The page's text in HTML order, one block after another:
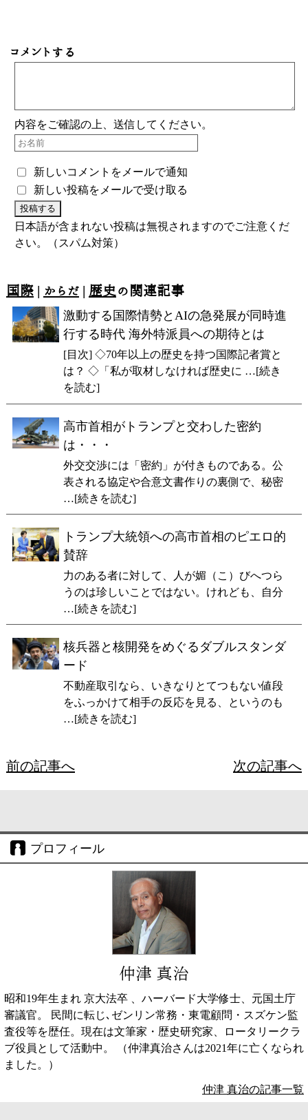
コメントする
内容をご確認の上、送信してください。
新しいコメントをメールで通知
新しい投稿をメールで受け取る
日本語が含まれない投稿は無視されますのでご注意くだ
さい。（スパム対策）
国際| からだ| 歴史の関連記事
激動する国際情勢とAIの急発展が同時進
行する時代 海外特派員への期待とは
[目次] ◇70年以上の歴史を持つ国際記者賞と
は？ ◇「私が取材しなければ歴史に …[続き
を読む]
高市首相がトランプと交わした密約
は・・・
外交交渉には「密約」が付きものである。公
表される協定や合意文書作りの裏側で、秘密
…[続きを読む]
トランプ大統領への高市首相のピエロ的
賛辞
力のある者に対して、人が媚（こ）びへつら
うのは珍しいことではない。けれども、自分
…[続きを読む]
核兵器と核開発をめぐるダブルスタンダ
ード
不動産取引なら、いきなりとてつもない値段
をふっかけて相手の反応を見る、というのも
…[続きを読む]
前の記事へ 次の記事へ
プロフィール
仲津 真治
昭和19年生まれ 京大法卒 、ハーバード大学修士、元国土庁
審議官。 民間に転じ､ゼンリン常務・東電顧問・スズケン監
査役等を歴任。現在は文筆家・歴史研究家、ロータリークラ
ブ役員として活動中。 （仲津真治さんは2021年に亡くなられ
ました。）
仲津 真治の記事一覧